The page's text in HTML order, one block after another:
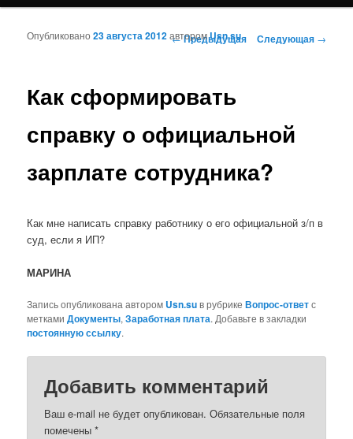
Навигация по записям
←Предыдущая Следующая →
Как сформировать
справку о официальной
зарплате сотрудника?
Опубликовано23 августа 2012авторомUsn.su
Как мне написать справку работнику о его официальной з/п в
суд, если я ИП?
МАРИНА
Запись опубликована автором Usn.suв рубрикеВопрос-ответс
меткамиДокументы,Заработная плата. Добавьте в закладки
постоянную ссылку.
Добавить комментарий
Ваш e-mail не будет опубликован. Обязательные поля
помечены*